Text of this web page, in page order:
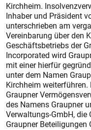
Kirchheim.
Inhaber und Präsident
unterschrieben am
Vereinbarung über den
Geschäftsbetriebs der
Incorporated wird
mit einer hierfür
unter dem Namen
Kirchheim
Graupner
des Namens Graupner
Verwaltungs-GmbH, die
Graupner